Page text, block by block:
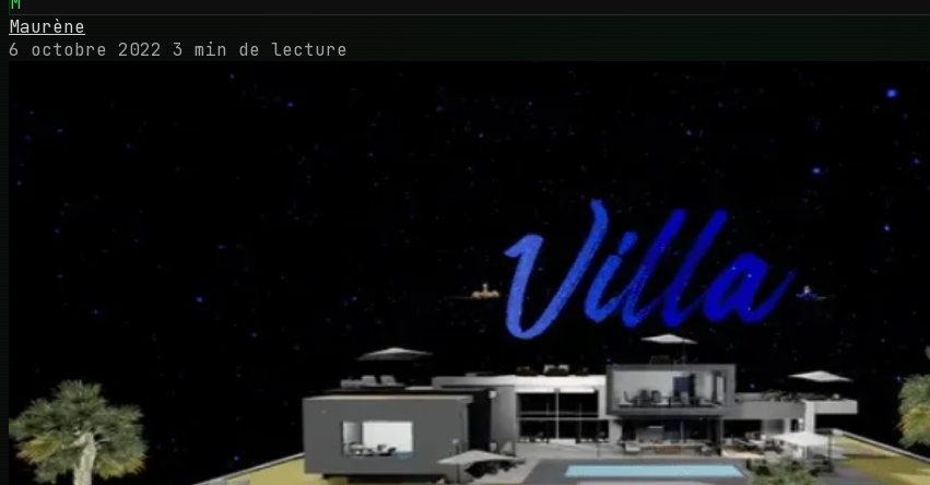
Maurène
6 octobre 2022 3 min de lecture